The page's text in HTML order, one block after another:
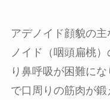
アデノイド顔貌の
ノイド（咽頭扁桃
り鼻呼吸が困難に
で口周りの筋肉が